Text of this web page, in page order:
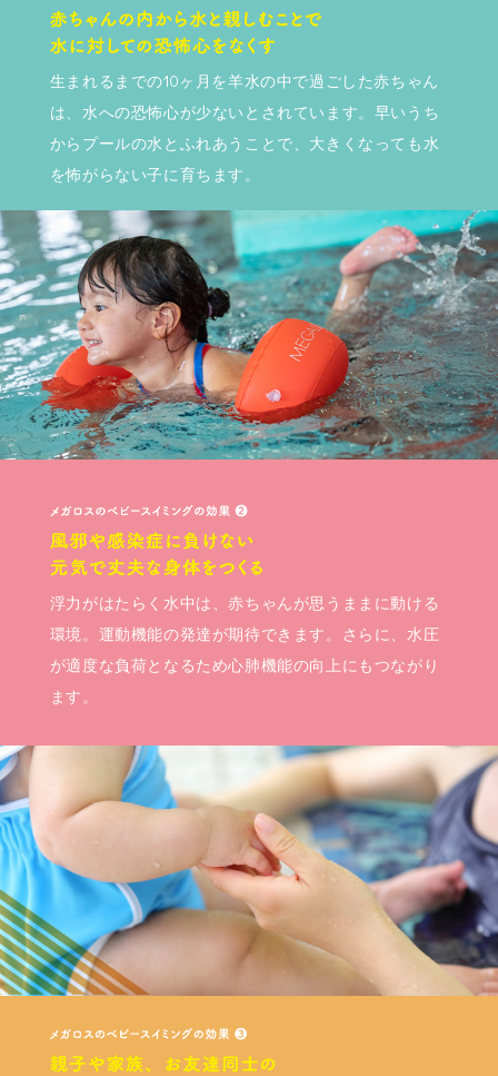
生まれるまでの10ヶ月を羊水の中で過ごした赤ちゃん
は、水への恐怖心が少ないとされています。早いうち
からプールの水とふれあうことで、大きくなっても水
を怖がらない子に育ちます。
浮力がはたらく水中は、赤ちゃんが思うままに動ける
環境。運動機能の発達が期待できます。さらに、水圧
が適度な負荷となるため心肺機能の向上にもつながり
ます。